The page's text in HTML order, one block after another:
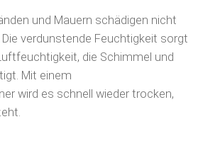
und Mauern schädigen nicht
verdunstende Feuchtigkeit sorgt
die Schimmel und
Mit einem
wird es schnell wieder trocken,